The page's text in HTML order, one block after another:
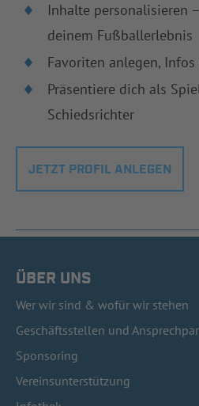
Inhalte personalisieren
deinem Fußballerlebnis
Favoriten anlegen,
Präsentiere dich als
Schiedsrichter
JETZT PROFIL ANLEGEN
ÜBER UNS
Wer wir sind & wofür wir stehen
Geschäftsstellen und
Sponsoring
Vereinsunterstützung